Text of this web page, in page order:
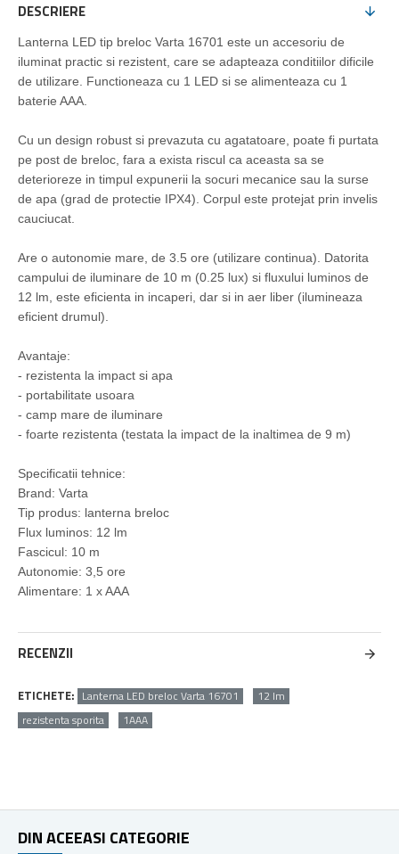
DESCRIERE
Lanterna LED tip breloc Varta 16701 este un accesoriu de
iluminat practic si rezistent, care se adapteaza conditiilor dificile
de utilizare. Functioneaza cu 1 LED si se alimenteaza cu 1
baterie AAA.
Cu un design robust si prevazuta cu agatatoare, poate fi purtata
pe post de breloc, fara a exista riscul ca aceasta sa se
deterioreze in timpul expunerii la socuri mecanice sau la surse
de apa (grad de protectie IPX4). Corpul este protejat prin invelis
cauciucat.
Are o autonomie mare, de 3.5 ore (utilizare continua). Datorita
campului de iluminare de 10 m (0.25 lux) si fluxului luminos de
12 lm, este eficienta in incaperi, dar si in aer liber (ilumineaza
eficient drumul).
Avantaje:
- rezistenta la impact si apa
- portabilitate usoara
- camp mare de iluminare
- foarte rezistenta (testata la impact de la inaltimea de 9 m)
Specificatii tehnice:
Brand: Varta
Tip produs: lanterna breloc
Flux luminos: 12 lm
Fascicul: 10 m
Autonomie: 3,5 ore
Alimentare: 1 x AAA
RECENZII
ETICHETE: Lanterna LED breloc Varta 16701
12 lm
rezistenta sporita
1AAA
DIN ACEEASI CATEGORIE